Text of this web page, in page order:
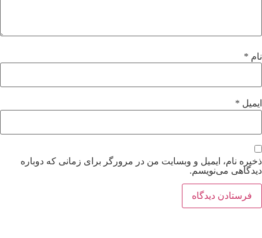
نام *
ایمیل *
ذخیره نام، ایمیل و وبسایت من در مرورگر برای زمانی که دوباره
دیدگاهی می‌نویسم.